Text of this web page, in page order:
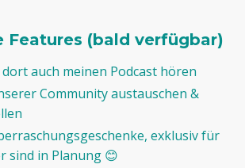
Features (bald verfügbar)
auch meinen Podcast hören
Community austauschen &
exklusiv für
sind in Planung 😊